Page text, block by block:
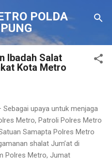
konten utamaPOLDA
Ibadah Salat
Kota Metro
upaya untuk menjaga
Metro, Patroli Polres Metro
Samapta Polres Metro
shalat Jum’at di
Polres Metro, Jumat